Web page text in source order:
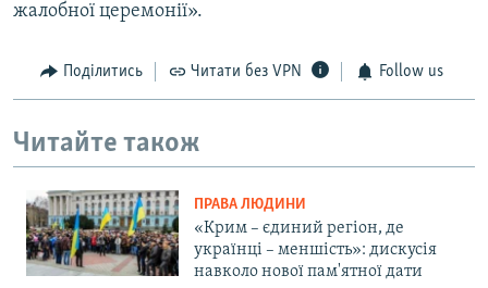
жалобної церемонії».
Поділитись Читати без VPN Follow us
Читайте також
ПРАВА ЛЮДИНИ
«Крим – єдиний регіон, де
українці – меншість»: дискусія
навколо нової пам'ятної дати